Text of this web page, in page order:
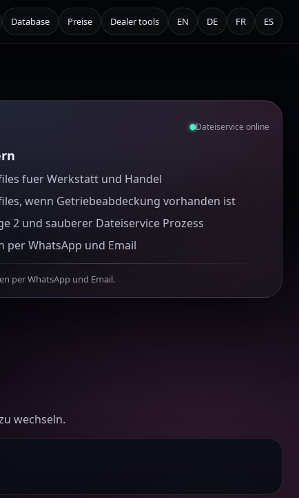
Database Preise Dealer tools EN DE FR ES
Dateiservice online
fuer Werkstatt und Handel
wenn Getriebeabdeckung vorhanden ist
2 und sauberer Dateiservice Prozess
per WhatsApp und Email
per WhatsApp und Email.
wechseln.